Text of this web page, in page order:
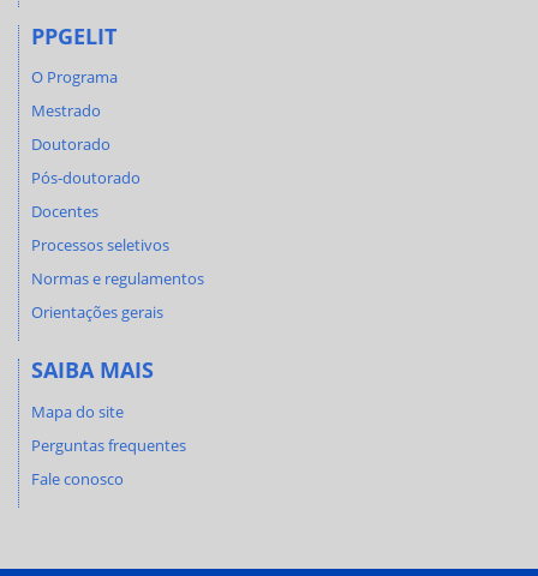
PPGELIT
O Programa
Mestrado
Doutorado
Pós-doutorado
Docentes
Processos seletivos
Normas e regulamentos
Orientações gerais
SAIBA MAIS
Mapa do site
Perguntas frequentes
Fale conosco